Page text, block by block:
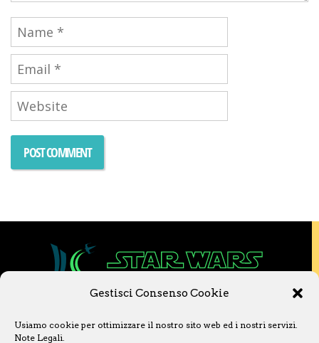
Gestisci Consenso Cookie
Usiamo cookie per ottimizzare il nostro sito web ed i nostri servizi.
Note Legali.
Questo sito non è collegato a Lucasfilm LTD o